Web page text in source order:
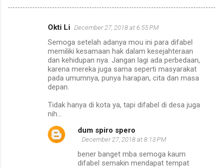
Okti Li December 27, 2018 at 6:55 PM
Semoga setelah adanya mou ini para difabel
memiliki kesamaan hak dalam kesejahteraan
dan kehidupan nya. Jangan lagi ada perbedaan,
karena mereka juga sama seperti masyarakat
pada umumnya, punya harapan, cita dan masa
depan.
Tidak hanya di kota ya, tapi difabel di desa juga
nih...
dum spiro spero
December 27, 2018 at 8:13 PM
bener banget mba semoga kaum
difabel semakin mendapat tempat